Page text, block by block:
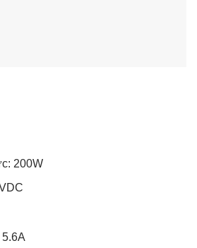
200W